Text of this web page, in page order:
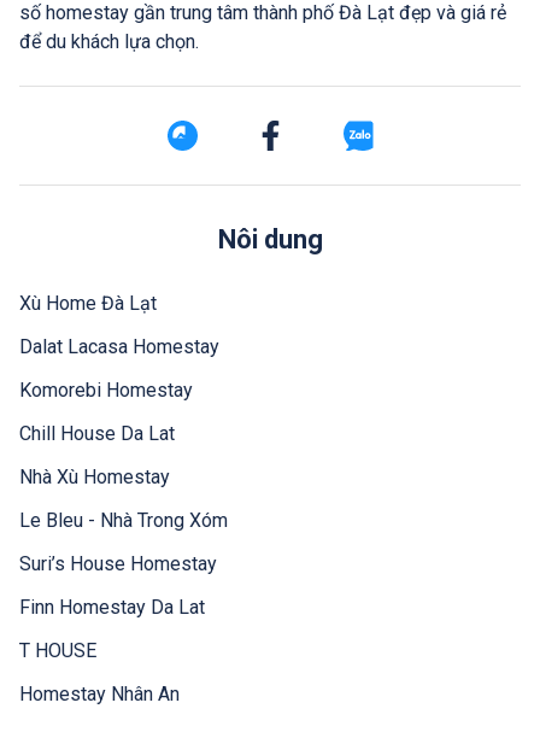
số homestay gần trung tâm thành phố Đà Lạt đẹp và giá rẻ
để du khách lựa chọn.
Nôi dung
Xù Home Đà Lạt
Dalat Lacasa Homestay
Komorebi Homestay
Chill House Da Lat
Nhà Xù Homestay
Le Bleu - Nhà Trong Xóm
Suri’s House Homestay
Finn Homestay Da Lat
T HOUSE
Homestay Nhân An